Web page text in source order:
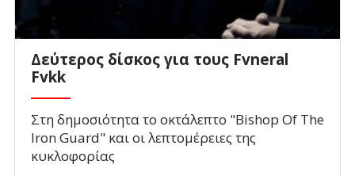
Δεύτερος δίσκος για τους Fvneral
Fvkk
Στη δημοσιότητα το οκτάλεπτο "Bishop Of The
Iron Guard" και οι λεπτομέρειες της
κυκλοφορίας